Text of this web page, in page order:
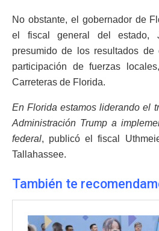
No obstante, el gobernador de
el fiscal general del estado,
presumido de los resultados
participación de fuerzas
Carreteras de Florida.
En Florida estamos liderando el
Administración Trump a
federal, publicó el fiscal
Tallahassee.
También te